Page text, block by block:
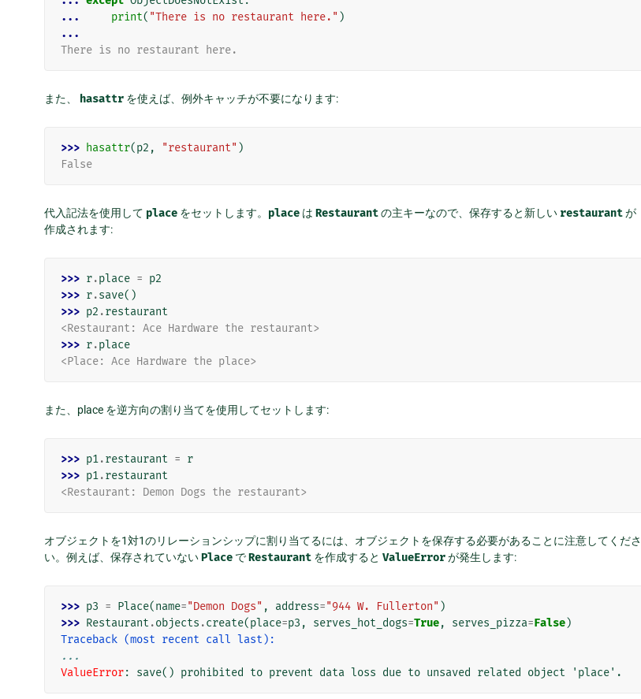
...
print( "There is no restaurant here." )
...
There is no restaurant here.
また、 hasattr を使えば、例外キャッチが不要になります:
>>> hasattr(p2 , "restaurant" )
False
代入記法を使用して place をセットします。 place は Restaurantの主キーなので、保存すると新しい restaurantが
作成されます:
>>> r.place = p2
>>> r.save()
>>> p2 .restaurant
<Restaurant: Ace Hardware the restaurant>
>>> r.place
<Place: Ace Hardware the place>
また、place を逆方向の割り当てを使用してセットします:
>>> p1.restaurant = r
>>> p1.restaurant
<Restaurant: Demon Dogs the restaurant>
オブジェクトを1対1のリレーションシップに割り当てるには、オブジェクトを保存する必要があることに注意してくださ
い。例えば、保存されていないPlace でRestaurant を作成すると ValueErrorが発生します:
>>> p3 = Place(name="Demon Dogs" , address="944 W. Fullerton" )
>>> Restaurant .objects .create(place=p3 , serves_hot_dogs=True, serves_pizza=False)
Traceback (most recent call last):
...
ValueError: save() prohibited to prevent data loss due to unsaved related object 'place'.